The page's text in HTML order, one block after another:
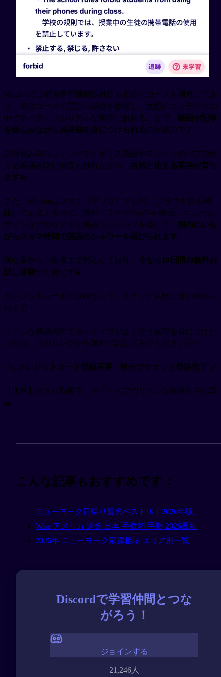
Migakuでは動画学習機能以外にも複数のコースを用意してお
り、基礎コースで英語の基礎を整理し、実際のコンテンツの
中でネイティブのリアルな英語に触れることで、 動画や記事
を楽しみながら英語脳を身につけられるのが魅力です。
自分好みのコンテンツでイギリス英語やロンドンのパブで使
える英語表現に何度も触れながら、
自然と使える英語が育ち
ます💫
また、Migakuはスマホ（アプリ）でもPC（ブラウザ拡張機
能）でも使えるので、海外ドラマやYouTube動画、ニュース
サイトなどのリアルな英語コンテンツを通して、
国内にいな
がらスキマ時間で英語のシャワーを浴びられます。
初心者から上級者まで対応しており、 今なら10日間の無料お
試し体験が可能です💫
クレジットカードの登録なしで、サクッと気軽に使い始めら
れます！
リアルな英語の中でネイティブがよく使う表現を身につけた
い方は、下のリンクから無料で試してみてください👇✨
＼ クレジットカード登録不要・数分でサクッと登録完了 ／
【無料】好きな動画で、ネイティブのリアルな英語を学ぶ📺
✏️
こんな記事もおすすめです：
ニューヨーク日帰り観光ベスト10｜2026年版
Wise アメリカ 送金 日本 手数料 手順 2026最新
2026年 ニューヨーク家賃相場 エリア別一覧
Discordで学習仲間とつな
がろう！
21,246人
ジョインする